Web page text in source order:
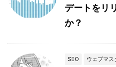
デートをリ
か？
SEO ウェブマス